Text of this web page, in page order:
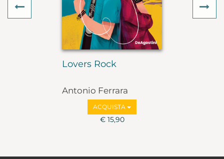
Lovers Rock
Antonio Ferrara
ACQUISTA
€ 15,90
Previous